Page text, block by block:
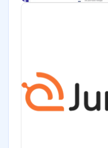
Manufactura
ONG
Gobierno